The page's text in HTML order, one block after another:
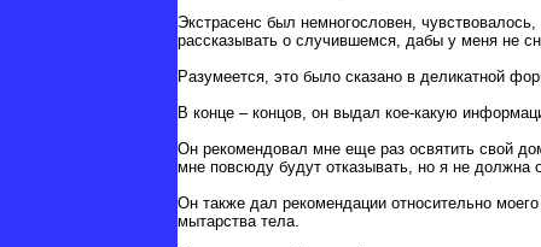
Экстрасенс был немногословен,
рассказывать о случившемся, дабы у меня не
Разумеется, это было сказано в деликатной
В конце – концов, он выдал кое-какую
Он рекомендовал мне еще раз освятить свой
мне повсюду будут отказывать, но я не должна
Он также дал рекомендации относительно
мытарства тела.